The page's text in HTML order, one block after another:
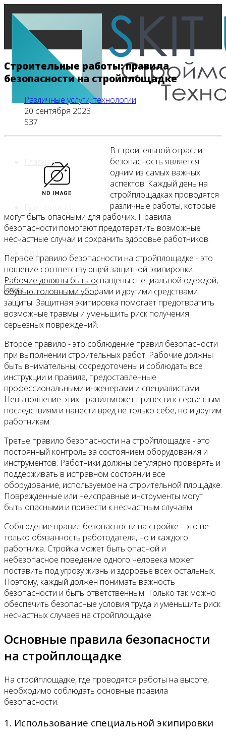
Главная
Строительные работы: правила
безопасности на стройплощадке
Различные услуги, технологии
20 сентября 2023
537
В строительной отрасли
безопасность является
одним из самых важных
аспектов. Каждый день на
стройплощадках проводятся
различные работы, которые
могут быть опасными для рабочих. Правила
безопасности помогают предотвратить возможные
несчастные случаи и сохранить здоровье работников.
Первое правило безопасности на стройплощадке - это
ношение соответствующей защитной экипировки.
Рабочие должны быть оснащены специальной одеждой,
обувью, головными уборами и другими средствами
защиты. Защитная экипировка помогает предотвратить
возможные травмы и уменьшить риск получения
серьезных повреждений.
Второе правило - это соблюдение правил безопасности
при выполнении строительных работ. Рабочие должны
быть внимательны, сосредоточены и соблюдать все
инструкции и правила, предоставленные
профессиональными инженерами и специалистами.
Невыполнение этих правил может привести к серьезным
последствиям и нанести вред не только себе, но и другим
работникам.
Третье правило безопасности на стройплощадке - это
постоянный контроль за состоянием оборудования и
инструментов. Работники должны регулярно проверять и
поддерживать в исправном состоянии все
оборудование, используемое на строительной площадке.
Поврежденные или неисправные инструменты могут
быть опасными и привести к несчастным случаям.
Соблюдение правил безопасности на стройке - это не
только обязанность работодателя, но и каждого
работника. Стройка может быть опасной и
небезопасное поведение одного человека может
поставить под угрозу жизнь и здоровье всех остальных.
Поэтому, каждый должен понимать важность
безопасности и быть ответственным. Только так можно
обеспечить безопасные условия труда и уменьшить риск
несчастных случаев на стройплощадке.
Основные правила безопасности
на стройплощадке
На стройплощадке, где проводятся работы на высоте,
необходимо соблюдать основные правила
безопасности.
1. Использование специальной экипировки